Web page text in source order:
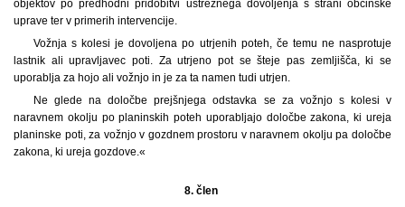
objektov po predhodni pridobitvi ustreznega dovoljenja s strani občinske
uprave ter v primerih intervencije.
Vožnja s kolesi je dovoljena po utrjenih poteh, če temu ne nasprotuje
lastnik ali upravljavec poti. Za utrjeno pot se šteje pas zemljišča, ki se
uporablja za hojo ali vožnjo in je za ta namen tudi utrjen.
Ne glede na določbe prejšnjega odstavka se za vožnjo s kolesi v
naravnem okolju po planinskih poteh uporabljajo določbe zakona, ki ureja
planinske poti, za vožnjo v gozdnem prostoru v naravnem okolju pa določbe
zakona, ki ureja gozdove.«
8. člen